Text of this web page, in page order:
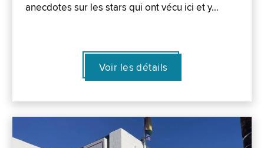
anecdotes sur les stars qui ont vécu ici et y…
Voir les détails